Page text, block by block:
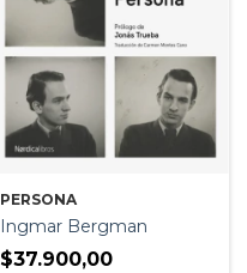
PERSONA
Ingmar Bergman
$37.900,00